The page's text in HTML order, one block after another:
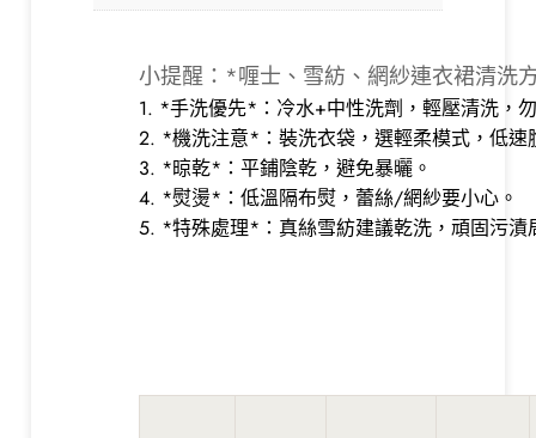
小提醒：*喱士、雪紡、網紗連衣裙清洗
1. *手洗優先*：冷水+中性洗劑，輕壓清洗，
2. *機洗注意*：裝洗衣袋，選輕柔模式，低速
3. *晾乾*：平鋪陰乾，避免暴曬。
4. *熨燙*：低溫隔布熨，蕾絲/網紗要小心。
5. *特殊處理*：真絲雪紡建議乾洗，頑固污